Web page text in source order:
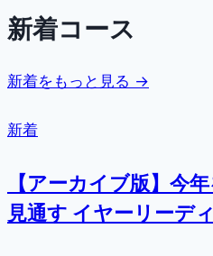
新着コース
新着をもっと見る →
新着
【アーカイブ版】今
見通す イヤーリーデ